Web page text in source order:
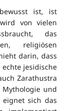
ist, ist
von vielen
das
religiösen
darin, dass
jesidische
Zarathustra
und
sich das